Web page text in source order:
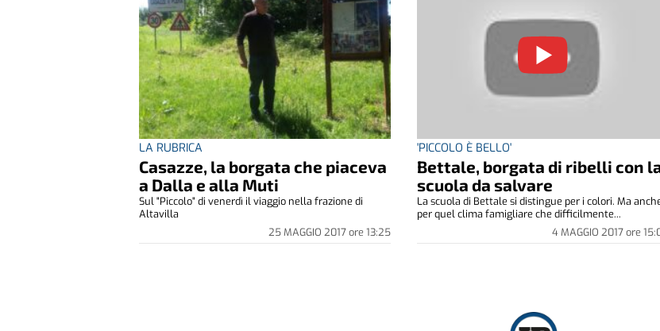
LA RUBRICA
Casazze, la borgata che piaceva
a Dalla e alla Muti
25 MAGGIO 2017ore 13:25
Sul "Piccolo" di venerdì il viaggio nella frazione di
Altavilla
'PICCOLO È BELLO'
Bettale, borgata di ribelli con
scuola da salvare
4 MAGGIO 2017ore
La scuola di Bettale si distingue per i colori. Ma
per quel clima famigliare che difficilmente...